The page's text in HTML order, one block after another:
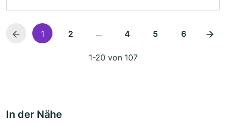
1 2 ... 4 5 6
1-20 von 107
In der Nähe